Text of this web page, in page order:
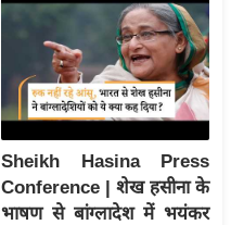
Sheikh Hasina Press
Conference | शेख हसीना के
भाषण से बांग्लादेश में भयंकर